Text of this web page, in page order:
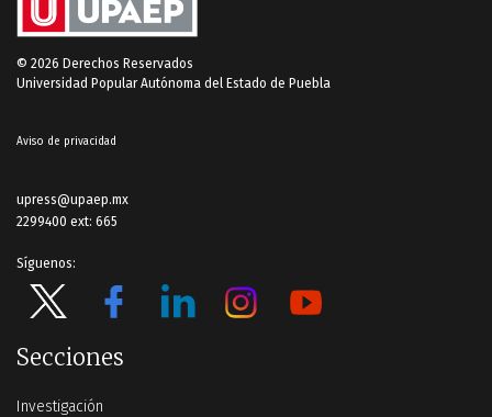
© 2026 Derechos Reservados
Universidad Popular Autónoma del Estado de Puebla
Aviso de privacidad
upress@upaep.mx
2299400 ext: 665
Síguenos:
Secciones
Investigación